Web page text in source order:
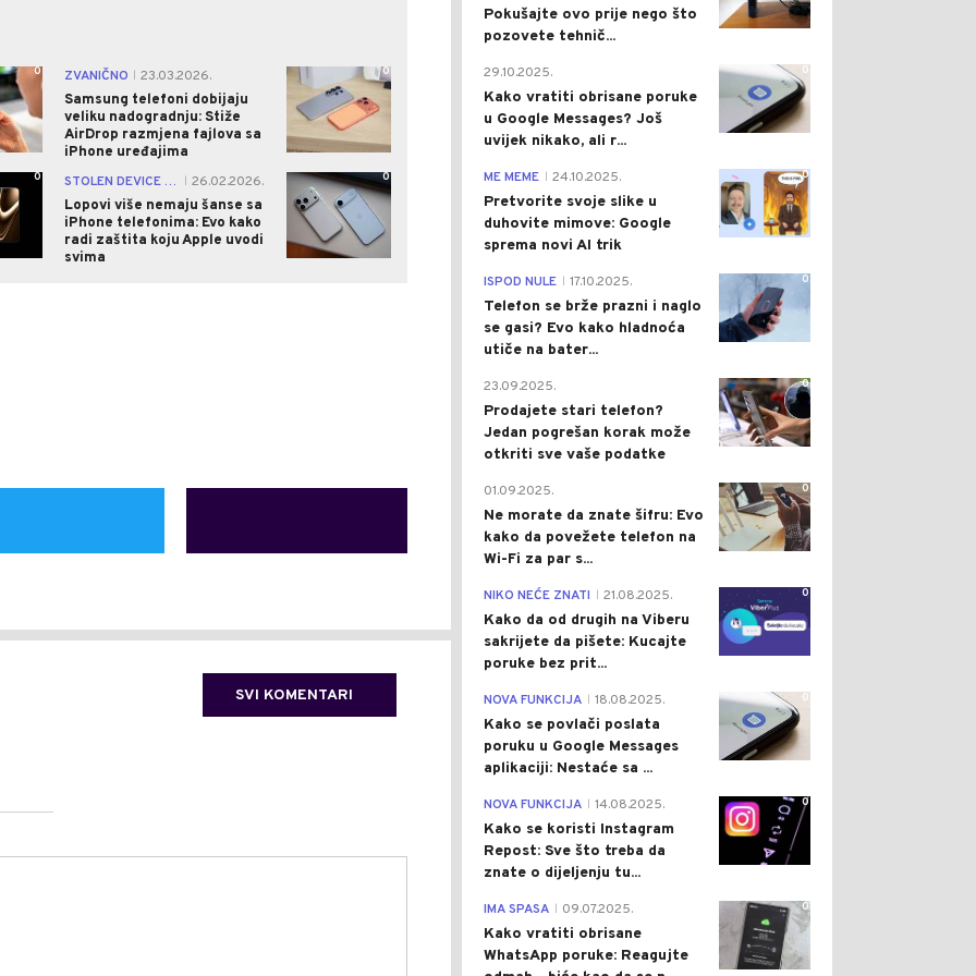
0 ZVANIČNO
23.03.2026.
Samsung telefoni dobijaju
veliku nadogradnju: Stiže
AirDrop razmjena fajlova sa
iPhone uređajima
0
0 STOLEN DEVICE PROTECTION
26.02.2026.
Lopovi više nemaju šanse sa
iPhone telefonima: Evo kako
radi zaštita koju Apple uvodi
svima
0
SVI KOMENTARI
Pokušajte ovo prije nego što
pozovete tehnič...
0
29.10.2025.
Kako vratiti obrisane poruke
u Google Messages? Još
uvijek nikako, ali r...
0
ME MEME 24.10.2025.
Pretvorite svoje slike u
duhovite mimove: Google
sprema novi AI trik
0
ISPOD NULE 17.10.2025.
Telefon se brže prazni i naglo
se gasi? Evo kako hladnoća
utiče na bater...
0
23.09.2025.
Prodajete stari telefon?
Jedan pogrešan korak može
otkriti sve vaše podatke
0
01.09.2025.
Ne morate da znate šifru: Evo
kako da povežete telefon na
Wi-Fi za par s...
0
NIKO NEĆE ZNATI 21.08.2025.
Kako da od drugih na Viberu
sakrijete da pišete: Kucajte
poruke bez prit...
0
NOVA FUNKCIJA 18.08.2025.
Kako se povlači poslata
poruku u Google Messages
aplikaciji: Nestaće sa ...
0
NOVA FUNKCIJA 14.08.2025.
Kako se koristi Instagram
Repost: Sve što treba da
znate o dijeljenju tu...
0
IMA SPASA 09.07.2025.
Kako vratiti obrisane
WhatsApp poruke: Reagujte